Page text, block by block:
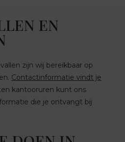
EN
zijn wij bereikbaar op
Contactinformatie vindt je
kantooruren kunt ons
die je ontvangt bij